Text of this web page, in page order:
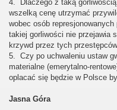
4. Dlaczego z taką
wszelką cenę utrzymać
wobec osób
takiej gorliwości nie przejawia
krzywd przez tych
5. Czy po uchwaleniu ustaw
materialne (emerytalno-
oplacać się będzie w Polsce
Jasna Góra